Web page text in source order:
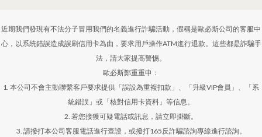
近期我們發現有不法分子冒用我們的名義進行詐騙活動，假稱是歐必斯公司的客服中
心，以系統錯誤造成誤刷信用卡為由，要求用戶操作ATM進行退款。這些都是詐騙手
法，請大家提高警惕。
歐必斯鄭重重申：
1. 本公司不會主動聯繫客戶要求提供「誤設為重複扣款」、「升級VIP會員」、「系
統錯誤」或「核對信用卡資料」等信息。
2. 若您接獲可疑電話或訊息，請立即掛斷。
3. 請撥打本公司客服電話進行查證，或撥打165反詐騙諮詢專線進行諮詢。